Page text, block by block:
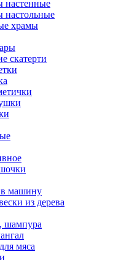
настенные
настольные
храмы
скатерти
машину
из дерева
шампура
мяса